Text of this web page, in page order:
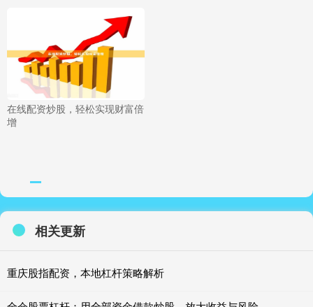
在线配资炒股，轻松实现财富倍
增
相关更新
重庆股指配资，本地杠杆策略解析